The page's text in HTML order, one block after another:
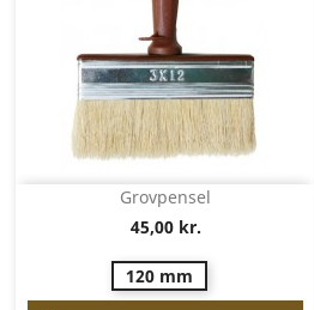
Grovpensel
45,00 kr.
120 mm